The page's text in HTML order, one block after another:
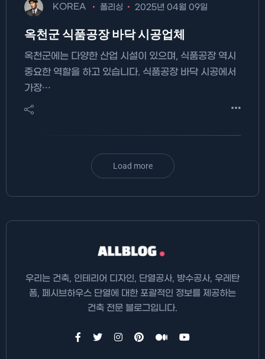
KOREA 폴리싱 2025년 04월 09일
옥천군 식품공장 바닥 시공업체
옥천군에는 다양한 산업 시설이 있으며, 식품공장 역시
중요한 역할을 하고 있습니다. 식품공장 바닥 시공에서
가장…
Load more
우리는 건축, 인테리어 디자인, 단열공사, 방수공사, 우레탄
폼, 페시브하우스 단열에 대한 포괄적인 정보를 제공하는
건축 전문 블로그입니다.